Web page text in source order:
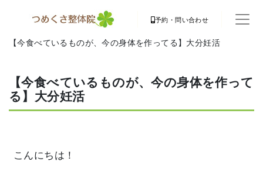
予約・問い合わせ
【今食べているものが、今の身体を作ってる】大分妊活
【今食べているものが、今の身体を作って
る】大分妊活
こんにちは！